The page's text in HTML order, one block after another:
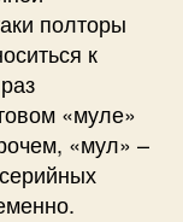
полторы
к
«муле»
«мул» –